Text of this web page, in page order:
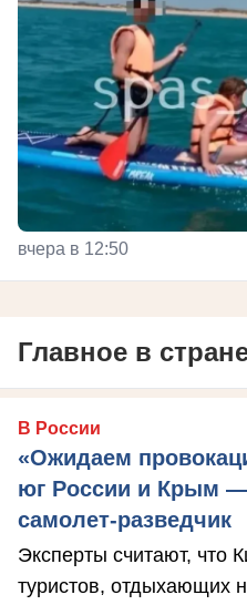
вчера в 12:50
Главное в
В России
«Ожидаем
юг России и Крым
самолет-разведчик
Эксперты считают, что
туристов, отдыхающих